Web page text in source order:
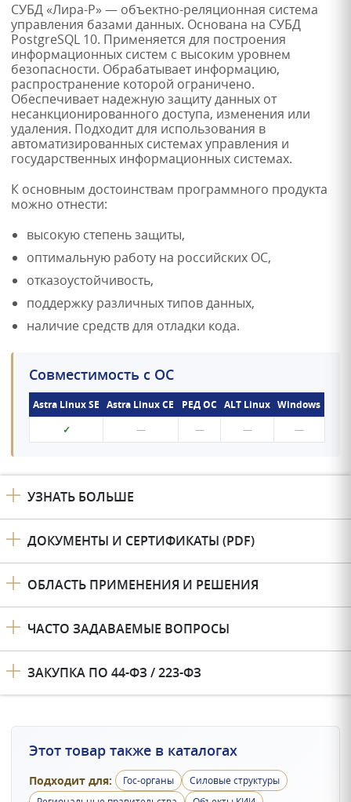
СУБД «Лира-Р» — объектно-реляционная система
управления базами данных. Основана на СУБД
PostgreSQL 10. Применяется для построения
информационных систем с высоким уровнем
безопасности. Обрабатывает информацию,
распространение которой ограничено.
Обеспечивает надежную защиту данных от
несанкционированного доступа, изменения или
удаления. Подходит для использования в
автоматизированных системах управления и
государственных информационных системах.
К основным достоинствам программного продукта
можно отнести:
высокую степень защиты,
оптимальную работу на российских ОС,
отказоустойчивость,
поддержку различных типов данных,
наличие средств для отладки кода.
Совместимость с ОС
Astra Linux SE Astra Linux CE РЕД ОС ALT Linux Windows
✓
— — — —
УЗНАТЬ БОЛЬШЕ
ДОКУМЕНТЫ И СЕРТИФИКАТЫ (PDF)
ОБЛАСТЬ ПРИМЕНЕНИЯ И РЕШЕНИЯ
ЧАСТО ЗАДАВАЕМЫЕ ВОПРОСЫ
ЗАКУПКА ПО 44-ФЗ / 223-ФЗ
Этот товар также в каталогах
Подходит для: Гос-органы
Силовые структуры